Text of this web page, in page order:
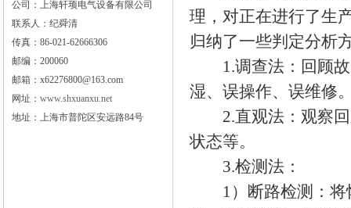
公司：上海轩顼电气设备有限公司
联系人：纪舜清
传真：86-021-62666306
邮编：200060
邮箱：x62276800@163.com
网址： www.shxuanxu.net
地址：上海市普陀区安远路84号
理，对正在进行了生
归纳了一些判定分析
1.调查法：回顾故
湿、误操作、误维修
2.直观法：观察回
状态等。
3.检测法：
1）断路检测：将